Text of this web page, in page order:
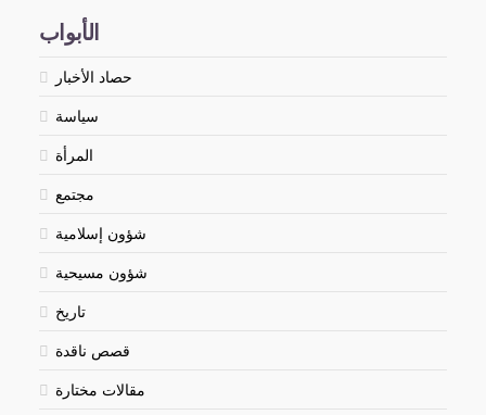
الأبواب
حصاد الأخبار
سياسة
المرأة
مجتمع
شؤون إسلامية
شؤون مسيحية
تاريخ
قصص ناقدة
مقالات مختارة